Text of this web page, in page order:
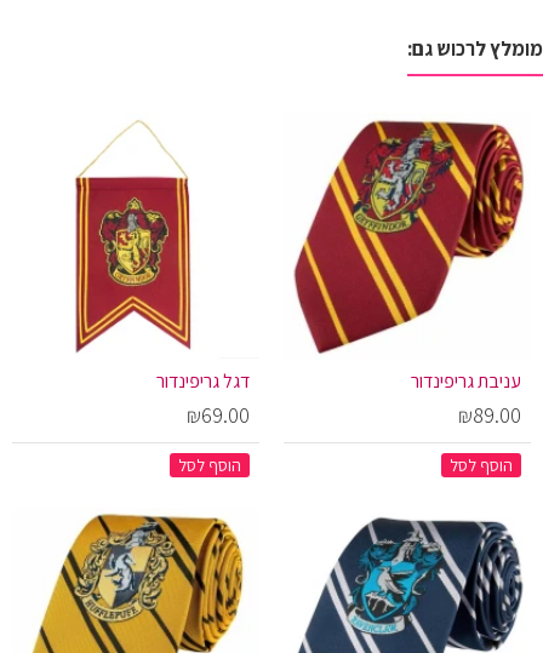
מומלץ לרכוש גם:
עניבת גריפינדור
₪89.00
הוסף לסל
דגל גריפינדור
₪69.00
הוסף לסל